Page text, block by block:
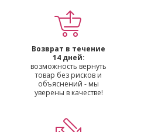
Возврат в течение
14 дней:
возможность вернуть
товар без рисков и
объяснений - мы
уверены в качестве!